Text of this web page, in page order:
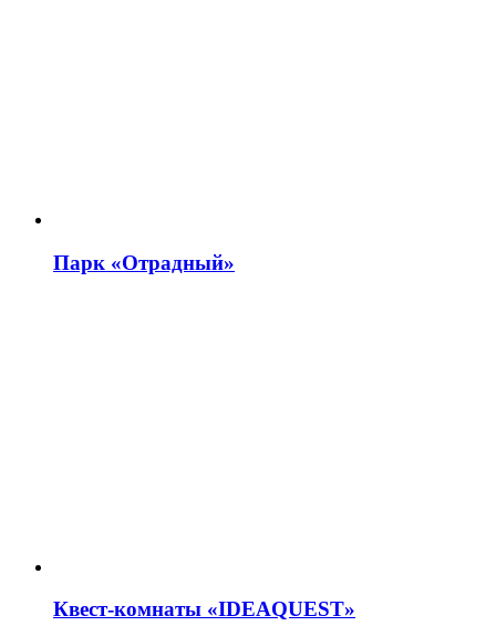
Парк «Отрадный»
Квест-комнаты «IDEAQUEST»